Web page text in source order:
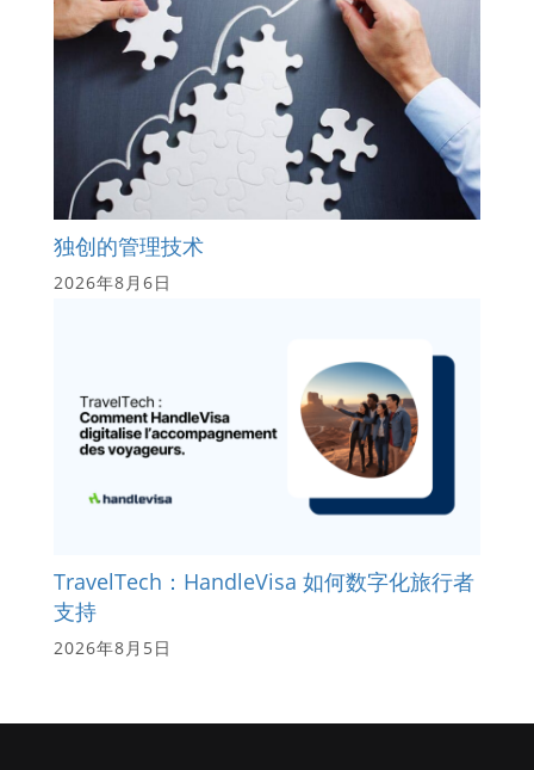
独创的管理技术
2026年8月6日
TravelTech：HandleVisa 如何数字化旅行者
支持
2026年8月5日